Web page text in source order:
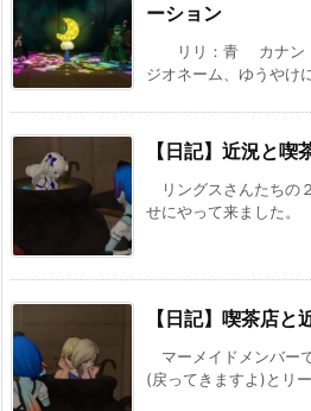
ーション
リリ：青 カナン
ジオネーム、ゆうやけ
【日記】近況と喫
リングスさんたちの
せにやって来ました
【日記】喫茶店と
マーメイドメンバー
(戻ってきますよ)とリ